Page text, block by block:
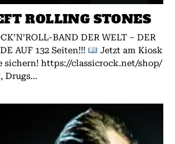
ROLLING STONES
BAND DER WELT – DER
AUF 132 Seiten!!!
Jetzt am Kiosk
https://classicrock.net/shop/
Drugs...